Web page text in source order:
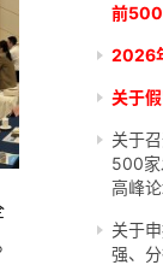
前500
2026
关于
关于
500家
高峰
关于
强、